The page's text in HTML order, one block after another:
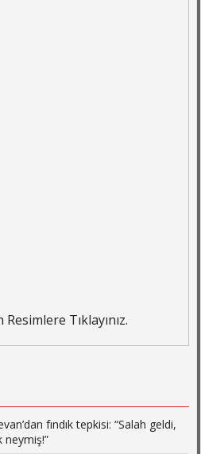
Tıklayınız.
fındık tepkisi: “Salah geldi,
neymiş!”